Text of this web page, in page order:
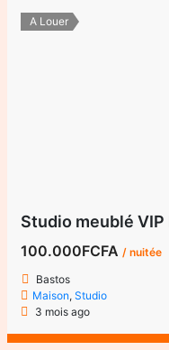
A Louer
100.000FCFA / nuitée
Bastos
Maison,Studio
3 mois ago